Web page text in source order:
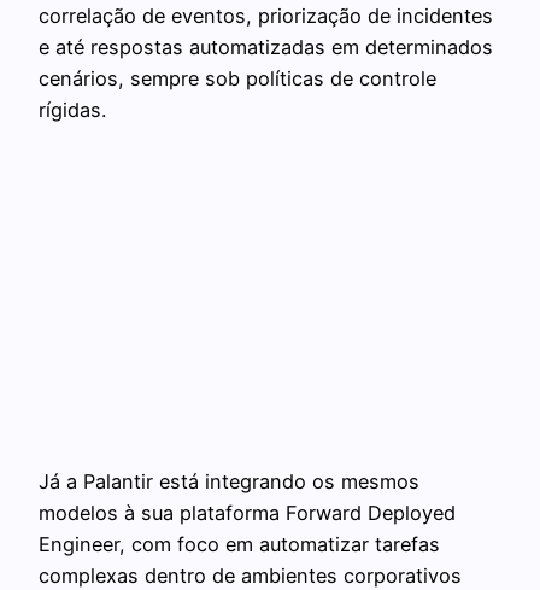
correlação de eventos, priorização de incidentes
e até respostas automatizadas em determinados
cenários, sempre sob políticas de controle
rígidas.
Já a Palantir está integrando os mesmos
modelos à sua plataforma Forward Deployed
Engineer, com foco em automatizar tarefas
complexas dentro de ambientes corporativos